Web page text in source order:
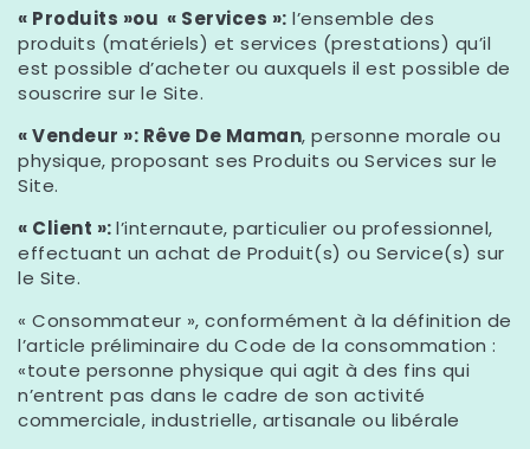
« Produits »ou « Services »: l’ensemble des
produits (matériels) et services (prestations) qu’il
est possible d’acheter ou auxquels il est possible de
souscrire sur le Site.
« Vendeur »: Rêve De Maman, personne morale ou
physique, proposant ses Produits ou Services sur le
Site.
« Client »:l’internaute, particulier ou professionnel,
effectuant un achat de Produit(s) ou Service(s) sur
le Site.
« Consommateur », conformément à la définition de
l’article préliminaire du Code de la consommation :
«toute personne physique qui agit à des fins qui
n’entrent pas dans le cadre de son activité
commerciale, industrielle, artisanale ou libérale